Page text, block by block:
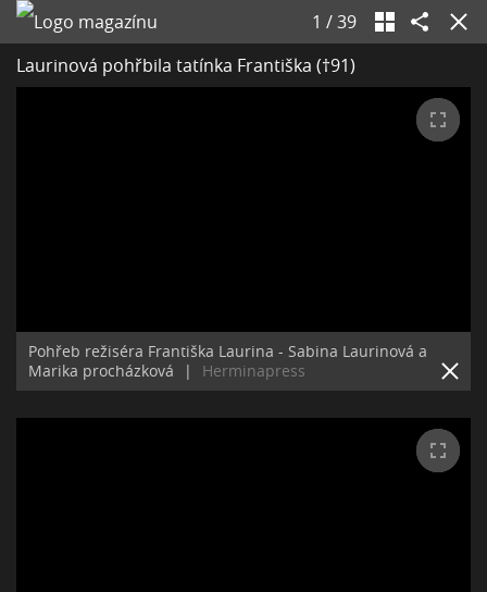
1 /39
Laurinová pohřbila tatínka Františka (†91)
Pohřeb režiséra Františka Laurina - Sabina Laurinová a
Marika procházková
| Herminapress